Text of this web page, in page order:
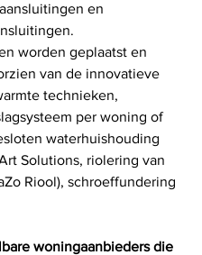
en
worden geplaatst en
van de innovatieve
technieken,
per woning of
waterhuishouding
Solutions, riolering van
Riool), schroeffundering
woningaanbieders die